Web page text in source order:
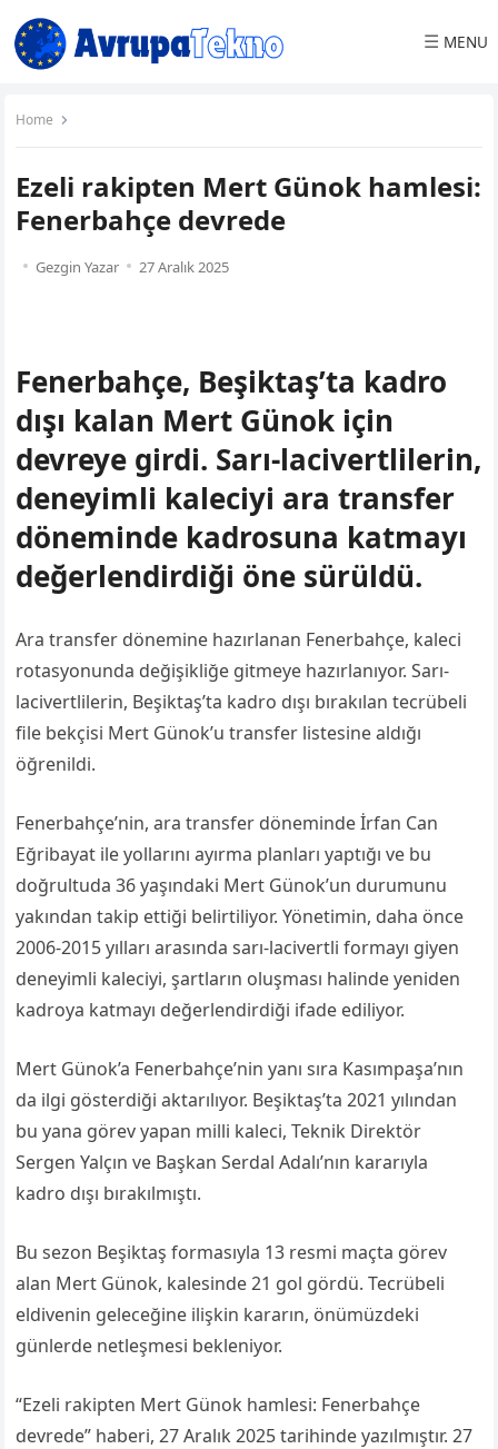
☰ MENU
Home
Ezeli rakipten Mert Günok hamlesi:
Fenerbahçe devrede
Gezgin Yazar 27 Aralık 2025
Fenerbahçe, Beşiktaş’ta kadro
dışı kalan Mert Günok için
devreye girdi. Sarı-lacivertlilerin,
deneyimli kaleciyi ara transfer
döneminde kadrosuna katmayı
değerlendirdiği öne sürüldü.
Ara transfer dönemine hazırlanan Fenerbahçe, kaleci
rotasyonunda değişikliğe gitmeye hazırlanıyor. Sarı-
lacivertlilerin, Beşiktaş’ta kadro dışı bırakılan tecrübeli
file bekçisi Mert Günok’u transfer listesine aldığı
öğrenildi.
Fenerbahçe’nin, ara transfer döneminde İrfan Can
Eğribayat ile yollarını ayırma planları yaptığı ve bu
doğrultuda 36 yaşındaki Mert Günok’un durumunu
yakından takip ettiği belirtiliyor. Yönetimin, daha önce
2006-2015 yılları arasında sarı-lacivertli formayı giyen
deneyimli kaleciyi, şartların oluşması halinde yeniden
kadroya katmayı değerlendirdiği ifade ediliyor.
Mert Günok’a Fenerbahçe’nin yanı sıra Kasımpaşa’nın
da ilgi gösterdiği aktarılıyor. Beşiktaş’ta 2021 yılından
bu yana görev yapan milli kaleci, Teknik Direktör
Sergen Yalçın ve Başkan Serdal Adalı’nın kararıyla
kadro dışı bırakılmıştı.
Bu sezon Beşiktaş formasıyla 13 resmi maçta görev
alan Mert Günok, kalesinde 21 gol gördü. Tecrübeli
eldivenin geleceğine ilişkin kararın, önümüzdeki
günlerde netleşmesi bekleniyor.
“Ezeli rakipten Mert Günok hamlesi: Fenerbahçe
devrede” haberi, 27 Aralık 2025 tarihinde yazılmıştır. 27